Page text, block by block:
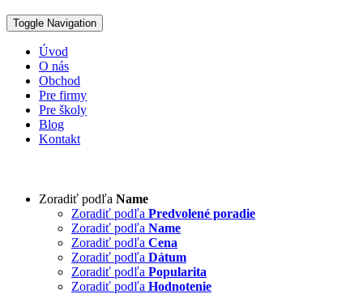
Toggle Navigation
Úvod
O nás
Obchod
Pre firmy
Pre školy
Blog
Kontakt
Zoradiť podľa Name
Zoradiť podľa Predvolené poradie
Zoradiť podľa Name
Zoradiť podľa Cena
Zoradiť podľa Dátum
Zoradiť podľa Popularita
Zoradiť podľa Hodnotenie